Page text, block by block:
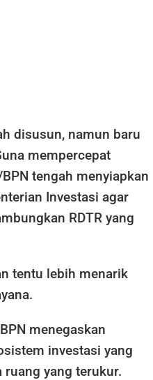
disusun, namun baru
mempercepat
tengah menyiapkan
Investasi agar
RDTR yang
tentu lebih menarik
menegaskan
investasi yang
ruang yang terukur.